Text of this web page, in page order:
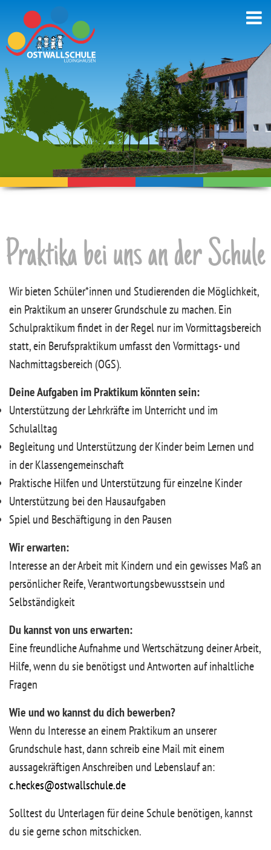
Praktika bei uns an der Schule
Wir bieten Schüler*innen und Studierenden die Möglichkeit,
ein Praktikum an unserer Grundschule zu machen. Ein
Schulpraktikum findet in der Regel nur im Vormittagsbereich
statt, ein Berufspraktikum umfasst den Vormittags- und
Nachmittagsbereich (OGS).
Deine Aufgaben im Praktikum könnten sein:
Unterstützung der Lehrkräfte im Unterricht und im
Schulalltag
Begleitung und Unterstützung der Kinder beim Lernen und
in der Klassengemeinschaft
Praktische Hilfen und Unterstützung für einzelne Kinder
Unterstützung bei den Hausaufgaben
Spiel und Beschäftigung in den Pausen
Wir erwarten:
Interesse an der Arbeit mit Kindern und ein gewisses Maß an
persönlicher Reife, Verantwortungsbewusstsein und
Selbständigkeit
Du kannst von uns erwarten:
Eine freundliche Aufnahme und Wertschätzung deiner Arbeit,
Hilfe, wenn du sie benötigst und Antworten auf inhaltliche
Fragen
Wie und wo kannst du dich bewerben?
Wenn du Interesse an einem Praktikum an unserer
Grundschule hast, dann schreib eine Mail mit einem
aussagekräftigen Anschreiben und Lebenslauf an:
c.heckes@ostwallschule.de
Solltest du Unterlagen für deine Schule benötigen, kannst
du sie gerne schon mitschicken.